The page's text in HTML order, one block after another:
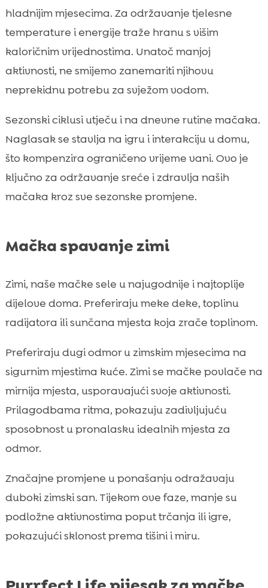
hladnijim mjesecima. Za održavanje tjelesne
temperature i energije traže hranu s višim
kaloričnim vrijednostima. Unatoč manjoj
aktivnosti, ne smijemo zanemariti njihovu
neprekidnu potrebu za svježom vodom.
Sezonski ciklusi utječu i na dnevne rutine mačaka.
Naglasak se stavlja na igru i interakciju u domu,
što kompenzira ograničeno vrijeme vani. Ovo je
ključno za održavanje sreće i zdravlja naših
mačaka kroz sve sezonske promjene.
Mačka spavanje zimi
Zimi, naše mačke sele u najugodnije i najtoplije
dijelove doma. Preferiraju meke deke, toplinu
radijatora ili sunčana mjesta koja zrače toplinom.
Preferiraju dugi odmor u zimskim mjesecima na
sigurnim mjestima kuće. Zimi se mačke povlače na
mirnija mjesta, usporavajući svoje aktivnosti.
Prilagodbama ritma, pokazuju zadivljujuću
sposobnost u pronalasku idealnih mjesta za
odmor.
Značajne promjene u ponašanju odražavaju
duboki zimski san. Tijekom ove faze, manje su
podložne aktivnostima poput trčanja ili igre,
pokazujući sklonost prema tišini i miru.